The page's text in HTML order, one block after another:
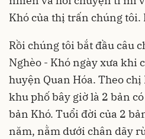
Khó của thị trấn chúng tôi.
Rồi chúng tôi bắt đầu câu
Nghèo - Khó ngày xưa khi
huyện Quan Hóa. Theo chị
khu phố bây giờ là 2 bản
bản Khó. Tuổi đời của 2
năm, nằm dưới chân dãy